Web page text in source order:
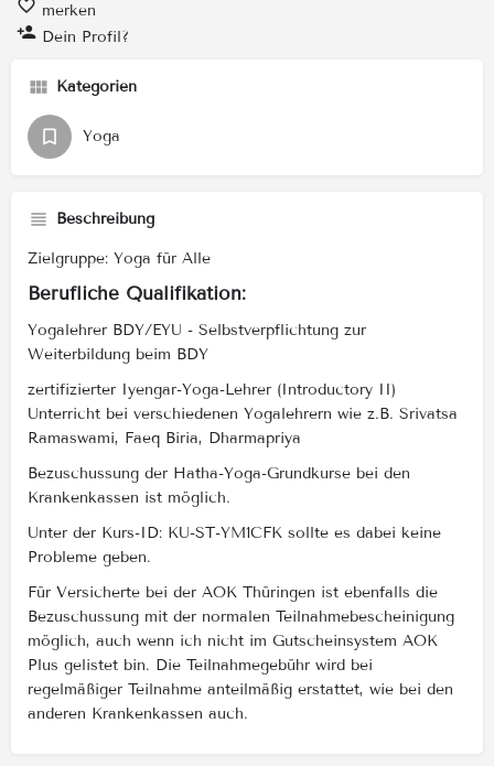
merken
Dein Profil?
Kategorien
Yoga
Beschreibung
Zielgruppe: Yoga für Alle
Berufliche Qualifikation:
Yogalehrer BDY/EYU - Selbstverpflichtung zur
Weiterbildung beim BDY
zertifizierter Iyengar-Yoga-Lehrer (Introductory II)
Unterricht bei verschiedenen Yogalehrern wie z.B. Srivatsa
Ramaswami, Faeq Biria, Dharmapriya
Bezuschussung der Hatha-Yoga-Grundkurse bei den
Krankenkassen ist möglich.
Unter der Kurs-ID: KU-ST-YM1CFK sollte es dabei keine
Probleme geben.
Für Versicherte bei der AOK Thüringen ist ebenfalls die
Bezuschussung mit der normalen Teilnahmebescheinigung
möglich, auch wenn ich nicht im Gutscheinsystem AOK
Plus gelistet bin. Die Teilnahmegebühr wird bei
regelmäßiger Teilnahme anteilmäßig erstattet, wie bei den
anderen Krankenkassen auch.